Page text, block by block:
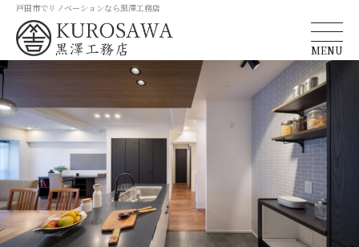
戸田市でリノベーションなら黒澤工務店
MENU